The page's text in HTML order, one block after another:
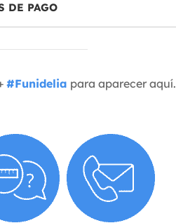
DE PAGO
#Funidelia para aparecer aquí.